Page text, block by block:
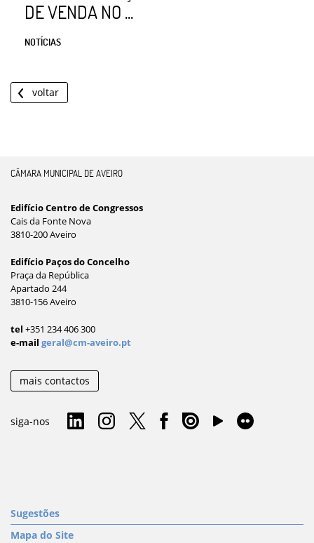
DE VENDA NO ...
NOTÍCIAS
voltar
CÂMARA MUNICIPAL DE AVEIRO
Edifício Centro de Congressos
Cais da Fonte Nova
3810-200 Aveiro
Edifício Paços do Concelho
Praça da República
Apartado 244
3810-156 Aveiro
tel +351 234 406 300
e-mail geral@cm-aveiro.pt
mais contactos
siga-nos
Sugestões
Mapa do Site